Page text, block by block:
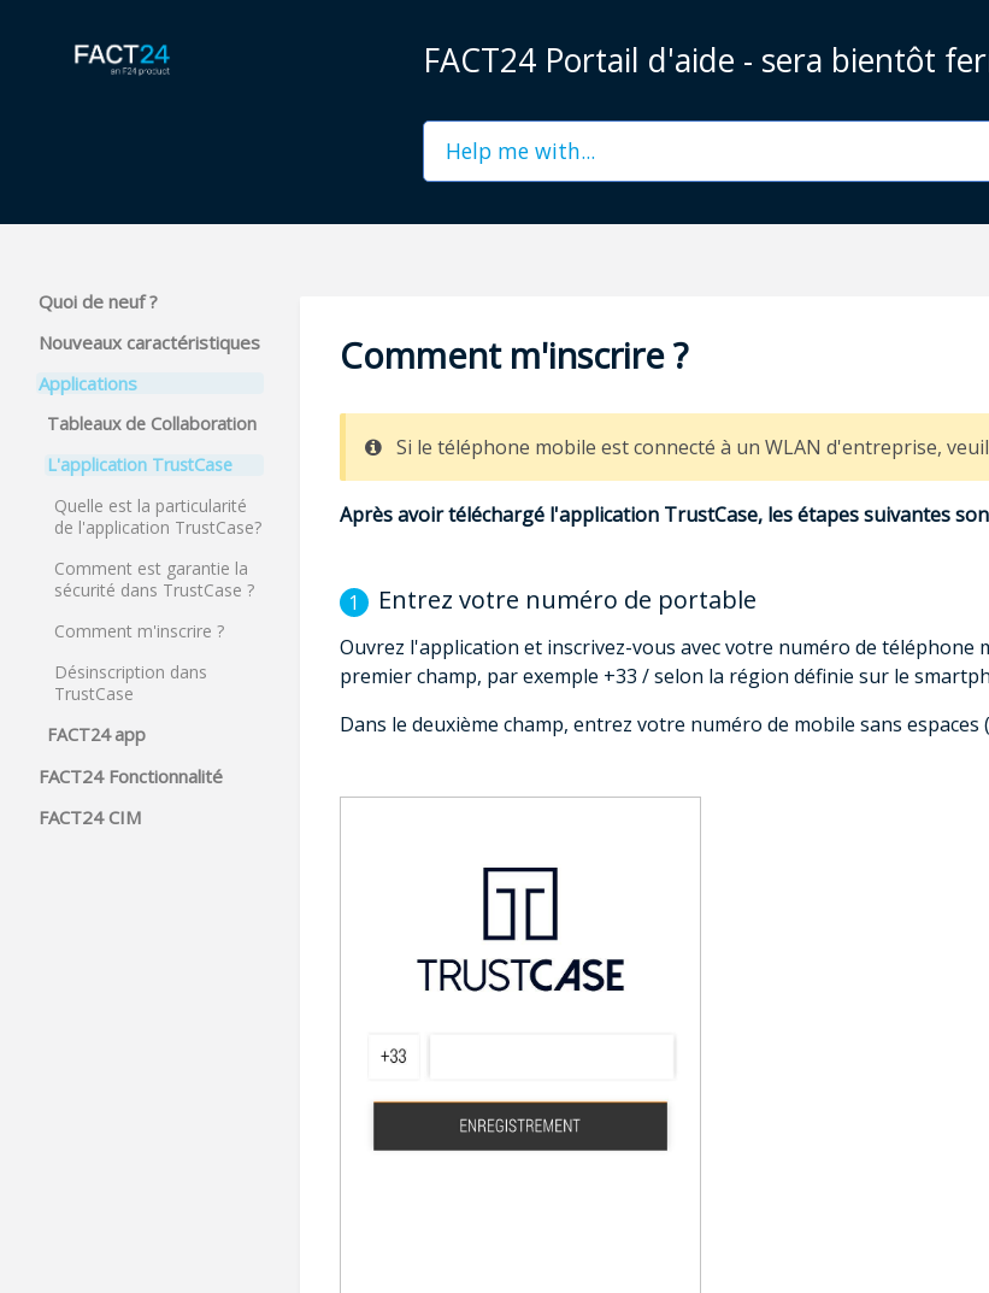
FACT24 Portail d'aide - sera bientôt
Quoi de neuf ?
Nouveaux caractéristiques
Applications
Tableaux de Collaboration
L'application TrustCase
Quelle est la particularité
de l'application TrustCase?
Comment est garantie la
sécurité dans TrustCase ?
Comment m'inscrire ?
Désinscription dans
TrustCase
FACT24 app
FACT24 Fonctionnalité
FACT24 CIM
Comment m'inscrire ?
Si le téléphone mobile est connecté à un WLAN d'entreprise,
Après avoir téléchargé l'application TrustCase, les étapes suivantes
Entrez votre numéro de portable
Ouvrez l'application et inscrivez-vous avec votre numéro de téléphone
premier champ, par exemple +33 / selon la région définie sur le
Dans le deuxième champ, entrez votre numéro de mobile sans espaces